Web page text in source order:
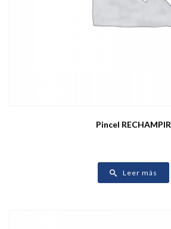
Pincel RECHAMPIR
Leer más